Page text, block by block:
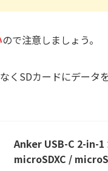
ので注意しましょう。
くSDカードにデータ
Anker USB-C 2-in-1
microSDXC /